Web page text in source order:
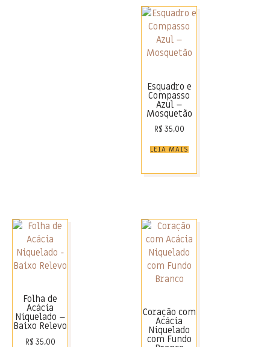
Esquadro e
Compasso
Azul –
Mosquetão
R$ 35,00
LEIA MAIS
Folha de
Acácia
Niquelado –
Baixo Relevo
R$ 35,00
Coração com
Acácia
Niquelado
com Fundo